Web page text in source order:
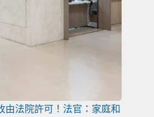
由法院許可！法官：家庭和